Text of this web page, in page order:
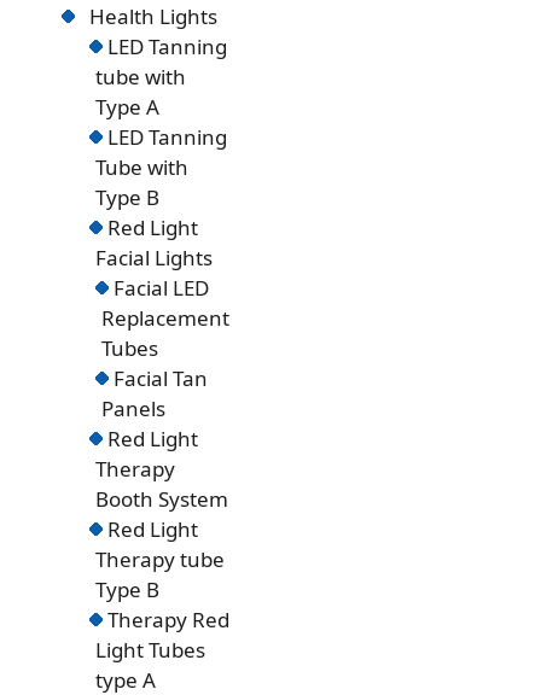
Health Lights
LED Tanning
tube with
Type A
LED Tanning
Tube with
Type B
Red Light
Facial Lights
Facial LED
Replacement
Tubes
Facial Tan
Panels
Red Light
Therapy
Booth System
Red Light
Therapy tube
Type B
Therapy Red
Light Tubes
type A